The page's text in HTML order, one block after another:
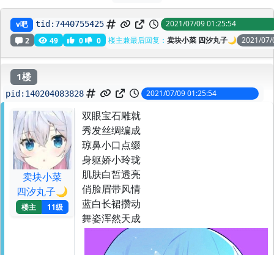
v吧 双眼宝石雕就秀发丝绸编成琼鼻小口点缀身躯娇小玲珑
tid: 7440755425
2021/07/09 01:25:54
2
49 0 0 楼主兼最后回复：卖块小菜 四汐丸子🌙 2021/07/
1楼
pid: 140204083828 2021/07/09 01:25:54
卖块小菜
四汐丸子🌙
楼主 11级
双眼宝石雕就
秀发丝绸编成
琼鼻小口点缀
身躯娇小玲珑
肌肤白皙透亮
俏脸眉带风情
蓝白长裙攒动
舞姿浑然天成